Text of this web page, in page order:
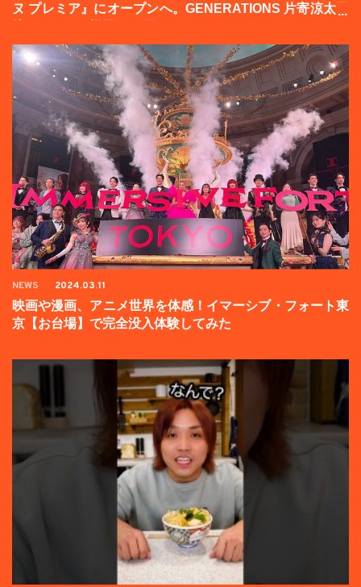
ヌ プレミア』にオープンへ。GENERATIONS 片寄涼太登
NEWS 2024.03.11
映画や漫画、アニメ世界を体感！イマーシブ・フォート東
京【お台場】で完全没入体験してみた